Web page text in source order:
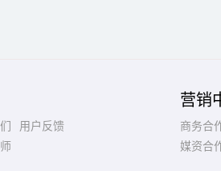
用户反馈
营销
商务合
媒资合